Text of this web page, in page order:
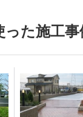
た施工事